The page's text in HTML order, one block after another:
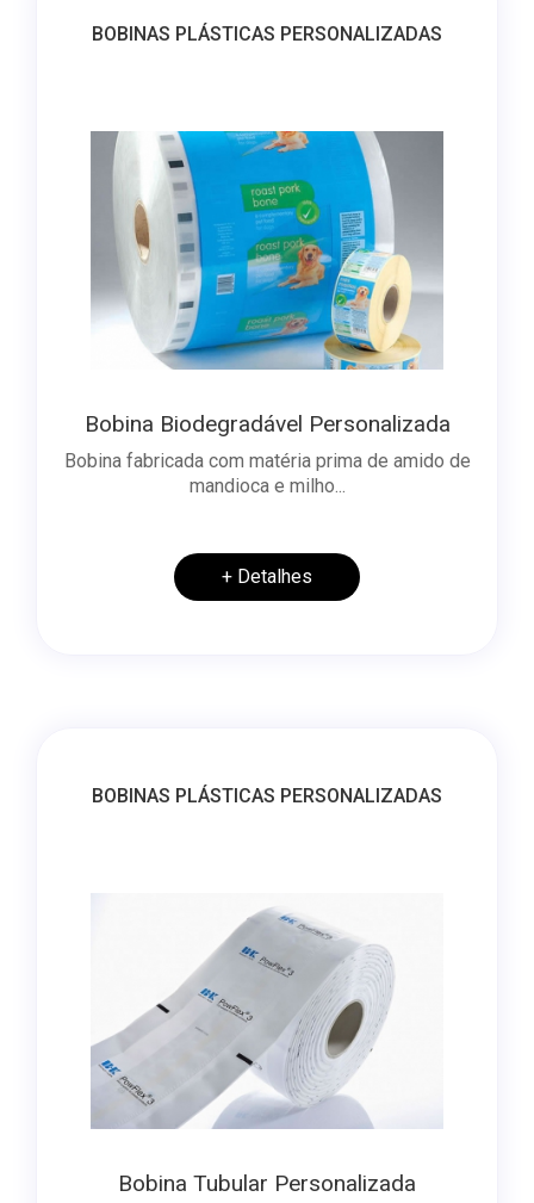
BOBINAS PLÁSTICAS PERSONALIZADAS
Bobina Biodegradável Personalizada
Bobina fabricada com matéria prima de amido de
mandioca e milho...
+ Detalhes
BOBINAS PLÁSTICAS PERSONALIZADAS
Bobina Tubular Personalizada